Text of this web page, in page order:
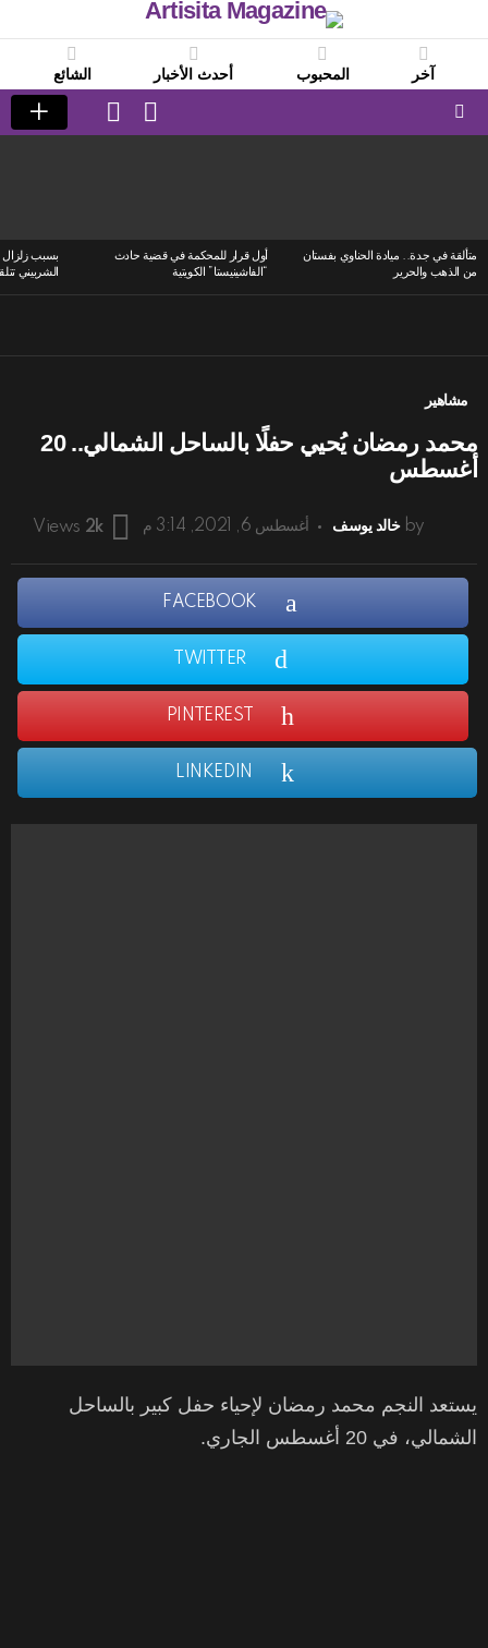
آخر المحبوب أحدث الأخبار الشائع
SWITCH
SKIN
LOGIN
متألقة في جدة.. ميادة الحناوي بفستان
من الذهب والحرير
أول قرار للمحكمة في قضية حادث
“الفاشينيستا” الكويتية
بسبب زلزال
الشربيني
مشاهير
محمد رمضان يُحيي حفلًا بالساحل الشمالي.. 20
أغسطس
by خالد يوسف أغسطس 6, 2021, 3:14 م 2k
Views
FACEBOOK
TWITTER
PINTEREST
LINKEDIN
يستعد النجم محمد رمضان لإحياء حفل كبير بالساحل
الشمالي، في 20 أغسطس الجاري.